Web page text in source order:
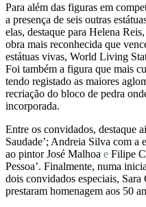
Para além das figuras em
a presença de seis outras
elas, destaque para Helena
obra mais reconhecida que
estátuas vivas, World Living
Foi também a figura que mais
tendo registado as maiores
recriação do bloco de pedra
incorporada.
Entre os convidados, destaque
Saudade’; Andreia Silva com a
ao pintor José Malhoa e Filipe
Pessoa’. Finalmente, numa
dois convidados especiais,
prestaram homenagem aos 50